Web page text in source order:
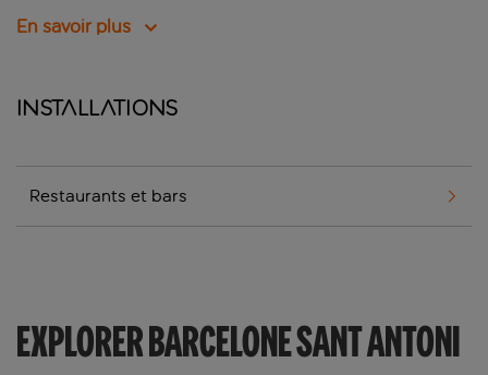
En savoir plus
Installations
Restaurants et bars
EXPLORER BARCELONE SANT ANTONI